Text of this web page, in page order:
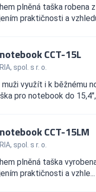
plněná taška robena
praktičnosti a
CCT-15L
spol. s r. o.
muži využít i k běžnému
pro notebook do 15,4",
CCT-15LM
spol. s r. o.
plněná taška
praktičnosti a vzhle...